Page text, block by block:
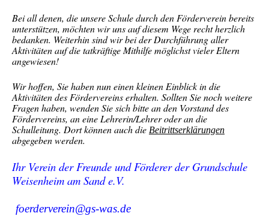
Bei all denen, die unsere Schule durch den Förderverein bereits
unterstützen, möchten wir uns auf diesem Wege recht herzlich
bedanken. Weiterhin sind wir bei der Durchführung aller
Aktivitäten auf die tatkräftige Mithilfe möglichst vieler Eltern
angewiesen!
Wir hoffen, Sie haben nun einen kleinen Einblick in die
Aktivitäten des Fördervereins erhalten. Sollten Sie noch weitere
Fragen haben, wenden Sie sich bitte an den Vorstand des
Fördervereins, an eine Lehrerin/Lehrer oder an die
Schulleitung. Dort können auch die Beitrittserklärungen
abgegeben werden.
Ihr Verein der Freunde und Förderer der Grundschule
Weisenheim am Sand e.V.
foerderverein@gs-was.de